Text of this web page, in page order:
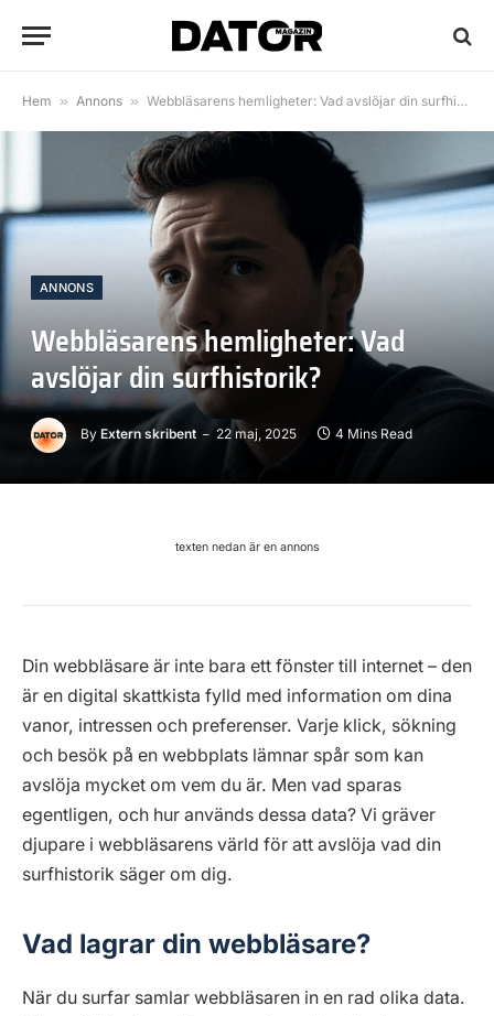
Hem » Annons » Webbläsarens hemligheter: Vad avslöjar din surfhistorik?
ANNONS
Webbläsarens hemligheter: Vad
avslöjar din surfhistorik?
By Extern skribent 22 maj, 2025 4 Mins Read
texten nedan är en annons
Din webbläsare är inte bara ett fönster till internet – den
är en digital skattkista fylld med information om dina
vanor, intressen och preferenser. Varje klick, sökning
och besök på en webbplats lämnar spår som kan
avslöja mycket om vem du är. Men vad sparas
egentligen, och hur används dessa data? Vi gräver
djupare i webbläsarens värld för att avslöja vad din
surfhistorik säger om dig.
Vad lagrar din webbläsare?
När du surfar samlar webbläsaren in en rad olika data.